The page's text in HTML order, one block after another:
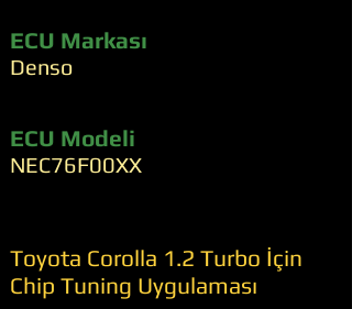
ECU Markası
Denso
ECU Modeli
NEC76F00XX
Toyota Corolla 1.2 Turbo İçin
Chip Tuning Uygulaması